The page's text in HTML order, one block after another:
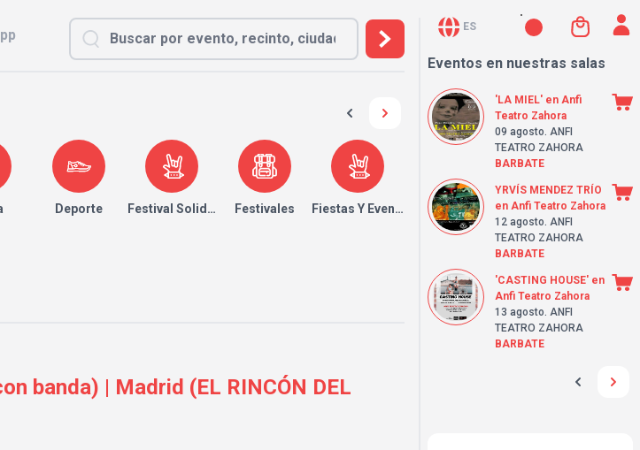
Deporte Festival Solidario Festivales Fiestas Y Eventos
banda) | Madrid (EL RINCÓN DEL
ES
Eventos en nuestras salas
'LA MIEL' en Anfi
Teatro Zahora
09 agosto. ANFI
TEATRO ZAHORA
BARBATE
YRVÍS MENDEZ TRÍO
en Anfi Teatro Zahora
12 agosto. ANFI
TEATRO ZAHORA
BARBATE
'CASTING HOUSE' en
Anfi Teatro Zahora
13 agosto. ANFI
TEATRO ZAHORA
BARBATE